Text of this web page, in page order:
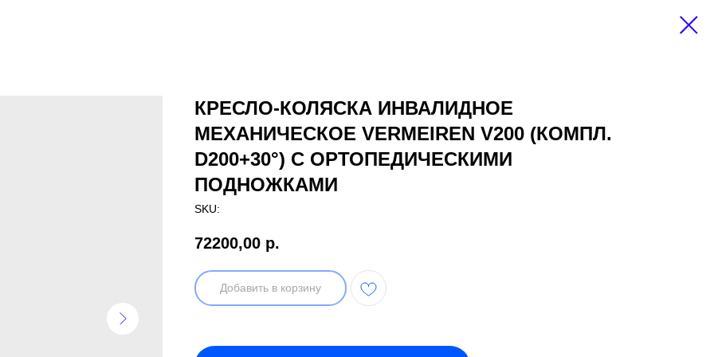
КРЕСЛО-КОЛЯСКА ИНВАЛИДНОЕ
МЕХАНИЧЕСКОЕ VERMEIREN V200 (КОМПЛ.
D200+30°) С ОРТОПЕДИЧЕСКИМИ
ПОДНОЖКАМИ
SKU:
72200,00 р.
Добавить в корзину